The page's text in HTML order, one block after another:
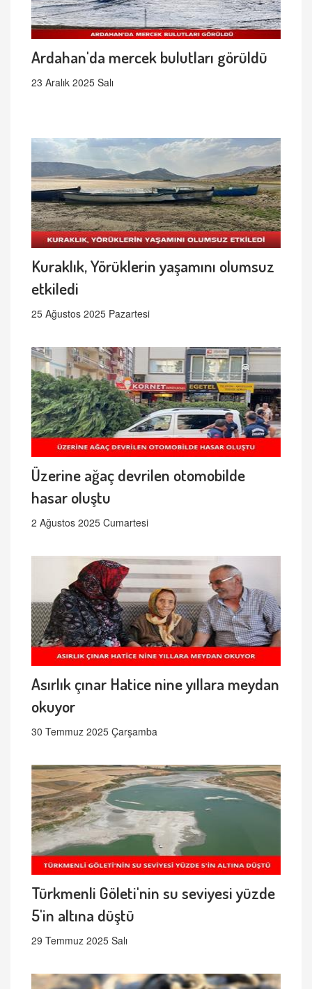
Ardahan'da mercek bulutları görüldü
23 Aralık 2025 Salı
Kuraklık, Yörüklerin yaşamını olumsuz
etkiledi
25 Ağustos 2025 Pazartesi
Üzerine ağaç devrilen otomobilde
hasar oluştu
2 Ağustos 2025 Cumartesi
Asırlık çınar Hatice nine yıllara meydan
okuyor
30 Temmuz 2025 Çarşamba
Türkmenli Göleti'nin su seviyesi yüzde
5'in altına düştü
29 Temmuz 2025 Salı